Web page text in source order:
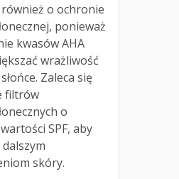
o ochronie
ponieważ
kwasów AHA
wrażliwość
Zaleca się
filtrów
o
SPF, aby
skóry.